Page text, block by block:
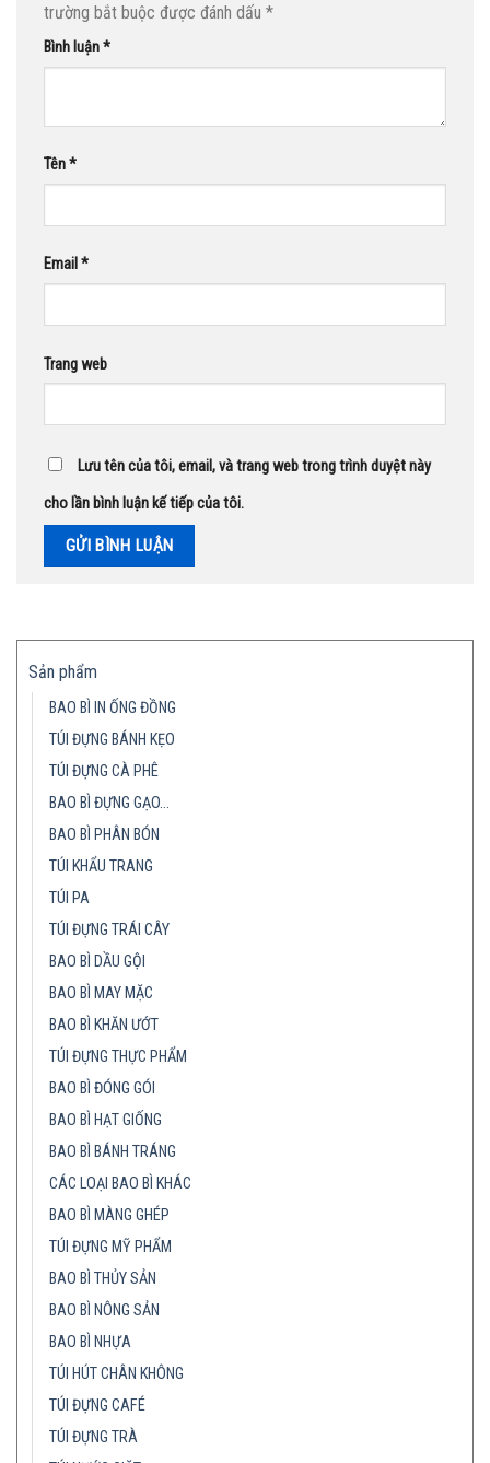
Sản phẩm
BAO BÌ IN ỐNG ĐỒNG
TÚI ĐỰNG BÁNH KẸO
TÚI ĐỰNG CÀ PHÊ
BAO BÌ ĐỰNG GẠO…
BAO BÌ PHÂN BÓN
TÚI KHẨU TRANG
TÚI PA
TÚI ĐỰNG TRÁI CÂY
BAO BÌ DẦU GỘI
BAO BÌ MAY MẶC
BAO BÌ KHĂN ƯỚT
TÚI ĐỰNG THỰC PHẨM
BAO BÌ ĐÓNG GÓI
BAO BÌ HẠT GIỐNG
BAO BÌ BÁNH TRÁNG
CÁC LOẠI BAO BÌ KHÁC
BAO BÌ MÀNG GHÉP
TÚI ĐỰNG MỸ PHẨM
BAO BÌ THỦY SẢN
BAO BÌ NÔNG SẢN
BAO BÌ NHỰA
TÚI HÚT CHÂN KHÔNG
TÚI ĐỰNG CAFÉ
TÚI ĐỰNG TRÀ
trường bắt buộc được đánh dấu *
Bình luận*
Tên*
Email *
Trang web
Lưu tên của tôi, email, và trang web trong trình duyệt này
cho lần bình luận kế tiếp của tôi.